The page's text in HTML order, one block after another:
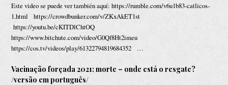
Este video se puede ver también aquí: https://rumble.com/v6u1b83-catlicos-
1.html https://crowdbunker.com/v/ZKxAkET1st
https://youtu.be/cKITDlChtOQ
https://www.bitchute.com/video/G0Qf8Ht2imeu
https://cos.tv/videos/play/61322794819684352 …
Vacinação forçada 2021: morte – onde está o resgate?
/versão em português/